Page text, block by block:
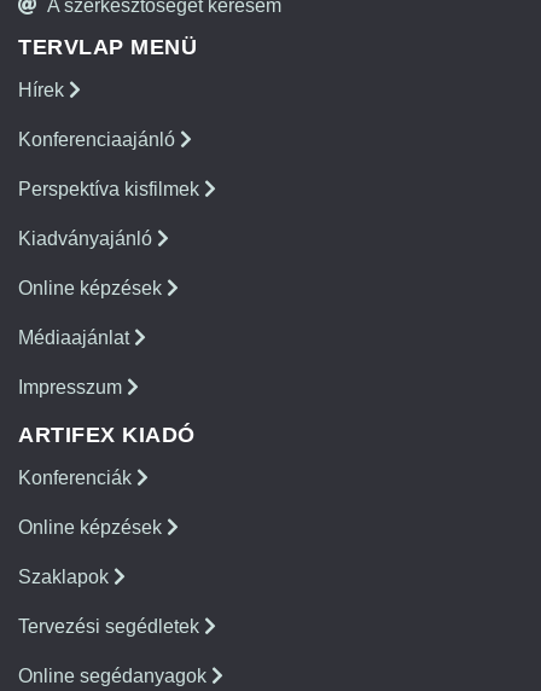
A szerkesztőséget keresem
TERVLAP MENÜ
Hírek
Konferenciaajánló
Perspektíva kisfilmek
Kiadványajánló
Online képzések
Médiaajánlat
Impresszum
ARTIFEX KIADÓ
Konferenciák
Online képzések
Szaklapok
Tervezési segédletek
Online segédanyagok